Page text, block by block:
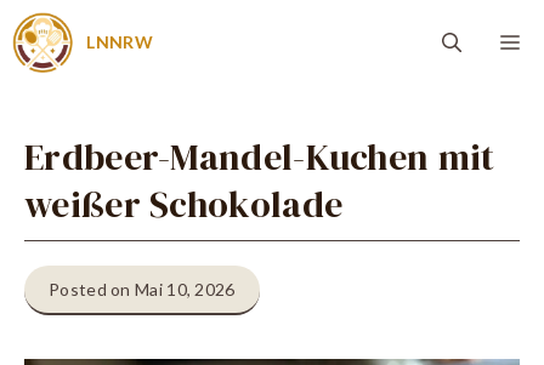
Zum
Inhalt
LNNRW
Erdbeer-Mandel-Kuchen mit
weißer Schokolade
Posted on Mai 10, 2026